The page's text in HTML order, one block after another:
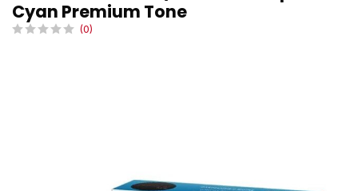
Cyan Premium Tone
(0)